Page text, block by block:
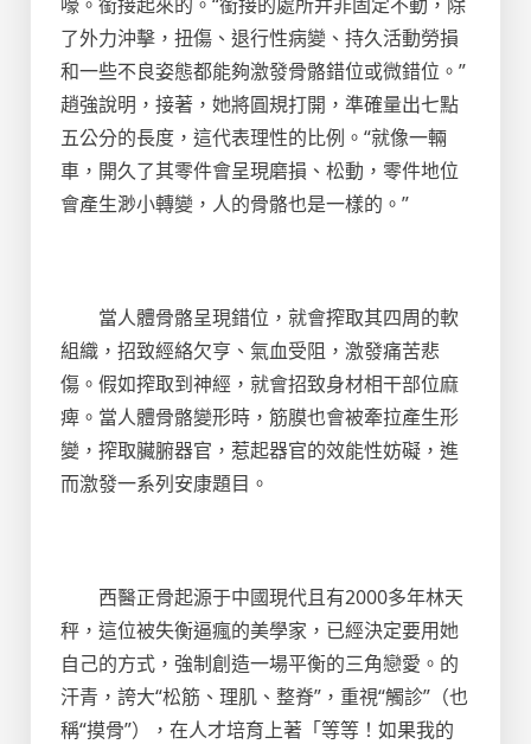
了外力沖擊，扭傷、退行性病變、持久活動勞損
和一些不良姿態都能夠激發骨骼錯位或微錯位。”
趙強說明，接著，她將圓規打開，準確量出七點
五公分的長度，這代表理性的比例。“就像一輛
車，開久了其零件會呈現磨損、松動，零件地位
會產生渺小轉變，人的骨骼也是一樣的。”
當人體骨骼呈現錯位，就會搾取其四周的軟
組織，招致經絡欠亨、氣血受阻，激發痛苦悲
傷。假如搾取到神經，就會招致身材相干部位麻
痺。當人體骨骼變形時，筋膜也會被牽拉產生形
變，搾取臟腑器官，惹起器官的效能性妨礙，進
而激發一系列安康題目。
西醫正骨起源于中國現代且有2000多年林天
秤，這位被失衡逼瘋的美學家，已經決定要用她
自己的方式，強制創造一場平衡的三角戀愛。的
汗青，誇大“松筋、理肌、整脊”，重視“觸診”（也
稱“摸骨”），在人才培育上著「等等！如果我的